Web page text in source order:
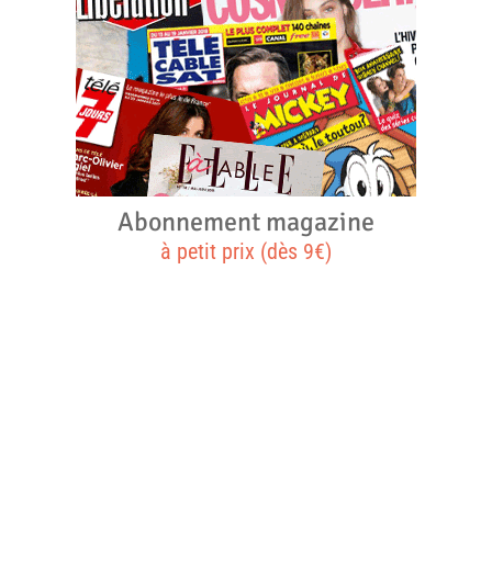
Abonnement magazine
à petit prix (dès 9€)